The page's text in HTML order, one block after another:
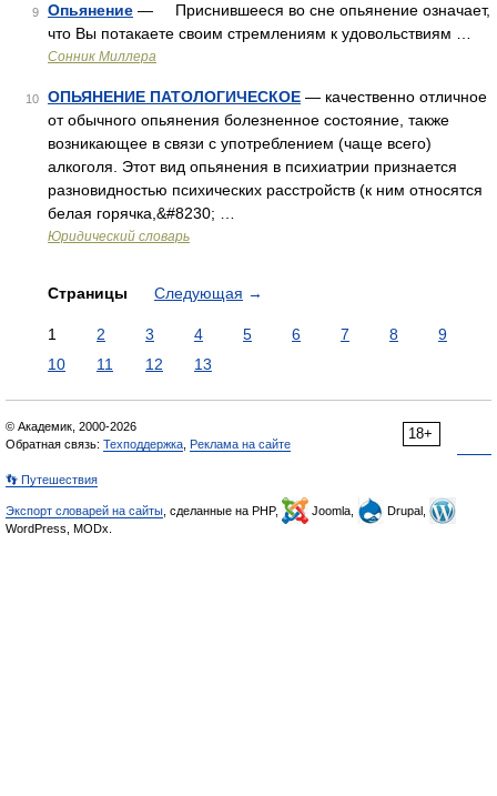
9 Опьянение — Приснившееся во сне опьянение означает,
что Вы потакаете своим стремлениям к удовольствиям …
Сонник Миллера
10 ОПЬЯНЕНИЕ ПАТОЛОГИЧЕСКОЕ — качественно отличное
от обычного опьянения болезненное состояние, также
возникающее в связи с употреблением (чаще всего)
алкоголя. Этот вид опьянения в психиатрии признается
разновидностью психических расстройств (к ним относятся
белая горячка,&#8230; …
Юридический словарь
Страницы Следующая →
1 2 3 4 5 6 7 8
9
10
11 12 13
18+
© Академик, 2000-2026
Обратная связь: Техподдержка Реклама на сайте
👣 Путешествия
Экспорт словарей на сайты , сделанные на PHP, Joomla,
Drupal,
WordPress, MODx.